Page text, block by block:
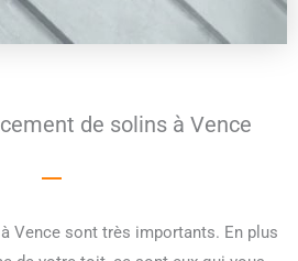
de solins à Vence
Vence sont très importants. En plus